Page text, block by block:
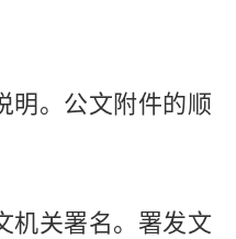
。公文附件的顺
关署名。署发文